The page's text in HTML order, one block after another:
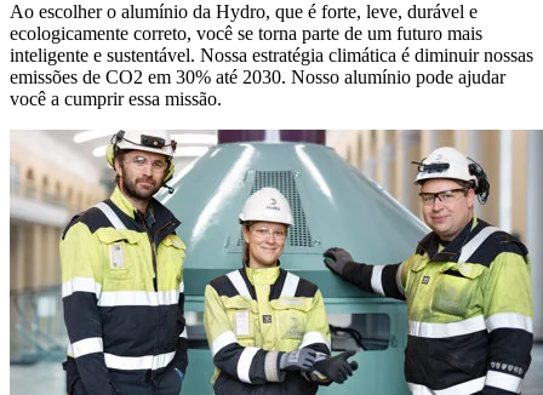
Ao escolher o alumínio da Hydro, que é forte, leve, durável e
ecologicamente correto, você se torna parte de um futuro mais
inteligente e sustentável. Nossa estratégia climática é diminuir nossas
emissões de CO2 em 30% até 2030. Nosso alumínio pode ajudar
você a cumprir essa missão.